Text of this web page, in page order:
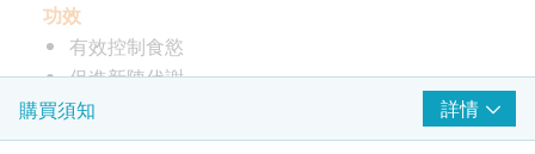
功效
有效控制食慾
促進新陳代謝
排出體內毒素
減少熱量吸收
購買須知 詳情